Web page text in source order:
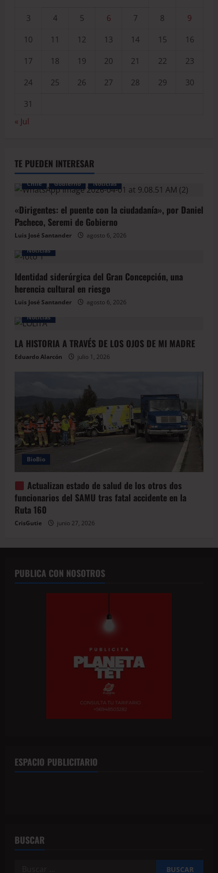
3
4 5 6 7 8
9
10
11 12 13 14 15
16
17
18 19 20 21 22
23
24
25 26 27 28 29
30
31
« Jul
TE PUEDEN INTERESAR
Chile Gobierno Noticias
«Dirigentes: el puente con la ciudadanía», por Daniel
Pacheco, Seremi de Gobierno
Luis José Santander
agosto 6, 2026
Noticias
Identidad siderúrgica del Gran Concepción, una
herencia cultural en riesgo
Luis José Santander
agosto 6, 2026
Noticias
LA HISTORIA A TRAVÉS DE LOS OJOS DE MI MADRE
Eduardo Alarcón julio 1, 2026
BioBio
Actualizan estado de salud de los otros dos
funcionarios del SAMU tras fatal accidente en la
Ruta 160
CrisGutie junio 27, 2026
PUBLICA CON NOSOTROS
ESPACIO PUBLICITARIO
BUSCAR